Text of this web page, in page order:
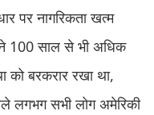
पर नागरिकता खत्म
100 साल से भी अधिक
बरकरार रखा था,
लगभग सभी लोग अमेरिकी